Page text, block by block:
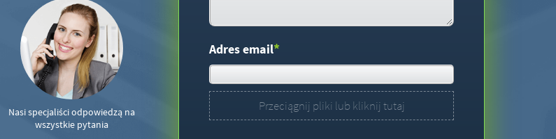
Nasi specjaliści odpowiedzą na
wszystkie pytania
Adres email*
Przeciągnij pliki lub kliknij tutaj